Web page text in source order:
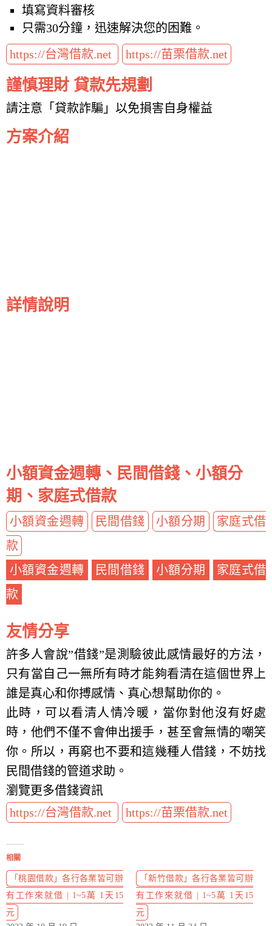
填寫資料審核
只需30分鐘，迅速解決您的困難。
https://台灣借款.net
https://苗栗借款.net
謹慎理財 貸款先規劃
請注意「貸款詐騙」以免損害自身權益
方案介紹
詳情說明
小額資金週轉、民間借錢、小額分
期、家庭式借款
小額資金週轉 民間借錢 小額分期
家庭式借
款
小額資金週轉
民間借錢 小額分期
家庭式借
款
友情分享
許多人會說”借錢”是測驗彼此感情最好的方法，
只有當自己一無所有時才能夠看清在這個世界上
誰是真心和你搏感情、真心想幫助你的。
此時，可以看清人情冷暖，當你對他沒有好處
時，他們不僅不會伸出援手，甚至會無情的嘲笑
你。所以，再窮也不要和這幾種人借錢，不妨找
民間借錢的管道求助。
瀏覽更多借錢資訊
https://台灣借款.net
https://苗栗借款.net
相關
「桃園借款」各行各業皆可辦
有工作來就借 | 1~5萬 1天15
元
「新竹借款」各行各業皆可辦
有工作來就借 | 1~5萬 1天15
元